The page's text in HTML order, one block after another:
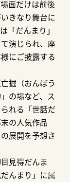
面だけは前後
きなり舞台に
「だんまり」
演じられ、座
にご披露する
掘（おんぼう
の場など、ス
れる「世話だ
の人気作品
展開を予想さ
見得だんま
んまり」に属